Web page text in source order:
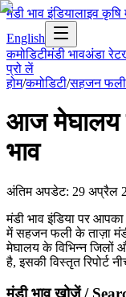
मंडी भाव इंडियालाइव कृषि
English
कमोडिटीमंडी भावअंडा रेट
प्रो लें
होम/कमोडिटी/सहजन फली
आजमेघालय
भाव
अंतिम अपडेट: 29 अप्रैल
मंडी भाव इंडिया पर
में सहजन फली के ताज़ा
मेघालय के विभिन्न जिलों
है, इसकी विस्तृत रिपोर्ट
मंडी भाव खोजें /